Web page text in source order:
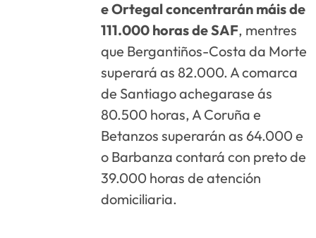
e Ortegal concentrarán máis de
111.000 horas de SAF, mentres
que Bergantiños-Costa da Morte
superará as 82.000. A comarca
de Santiago achegarase ás
80.500 horas, A Coruña e
Betanzos superarán as 64.000 e
o Barbanza contará con preto de
39.000 horas de atención
domiciliaria.